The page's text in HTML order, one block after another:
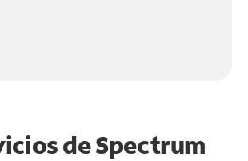
de Spectrum